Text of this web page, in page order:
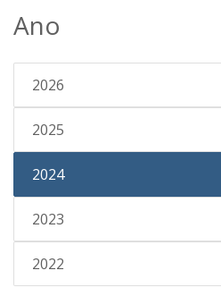
Ano
2026
2025
2024
2023
2022